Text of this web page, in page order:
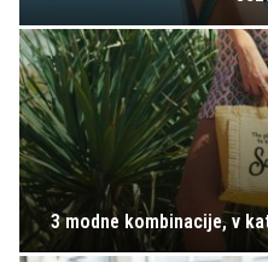
3 modne kombinacije, v